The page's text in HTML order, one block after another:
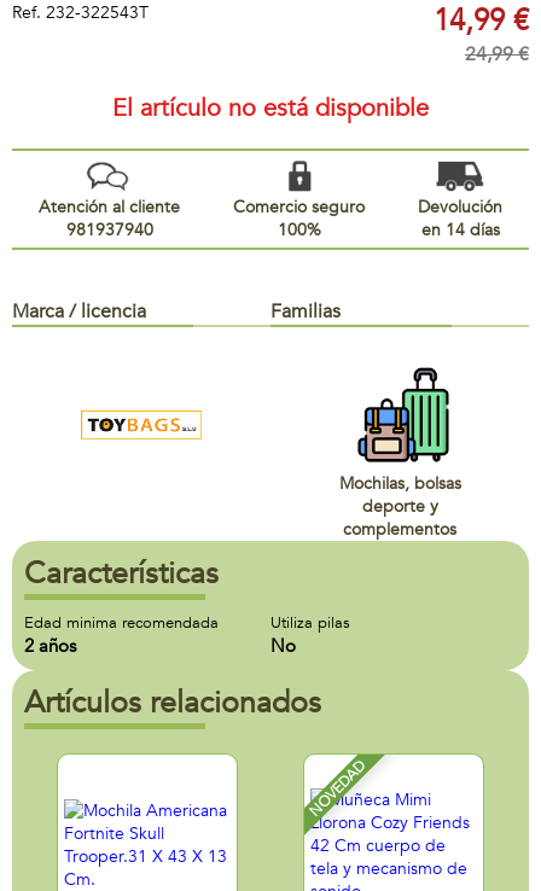
Ref. 232-322543T 14,99 €
24,99 €
El artículo no está disponible
Atención al cliente
981937940
Comercio seguro
100%
Devolución
en 14 días
Marca / licencia Familias
Mochilas, bolsas
deporte y
complementos
Características
Edad minima recomendada
2 años
Utiliza pilas
No
Artículos relacionados
NOVEDAD